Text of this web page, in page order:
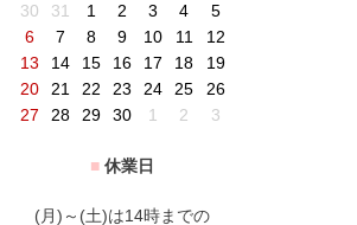
30
31 1 2 3 4
5
6
7 8 9 10 11
12
13
14 15 16 17 18
19
20
21 22 23 24 25
26
27
28 29 30 1 2 3
■ 休業日
(月)～(土)は14時までの